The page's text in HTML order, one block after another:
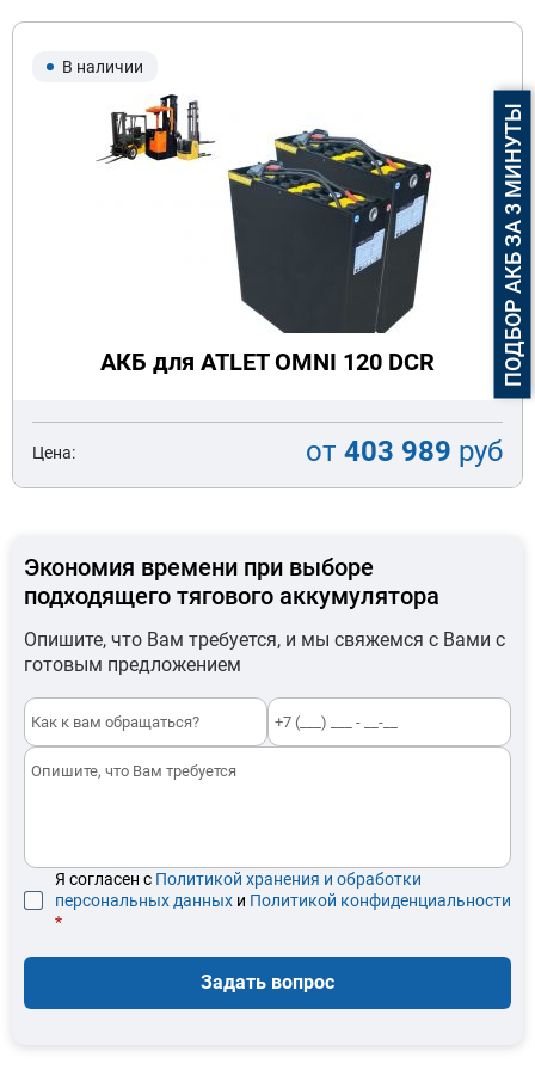
В наличии
АКБ для ATLET OMNI 120 DCR
Цена: от 403 989 руб
Экономия времени при выборе
подходящего тягового аккумулятора
Опишите, что Вам требуется, и мы свяжемся с Вами с
готовым предложением
Я согласен с Политикой хранения и обработки
персональных данных и Политикой конфиденциальности
*
Задать вопрос
ПОДБОР АКБ ЗА 3 МИНУТЫ